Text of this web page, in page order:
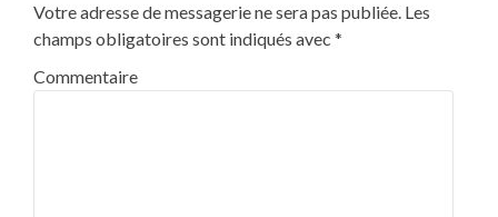
Votre adresse de messagerie ne sera pas publiée. Les
champs obligatoires sont indiqués avec *
Commentaire